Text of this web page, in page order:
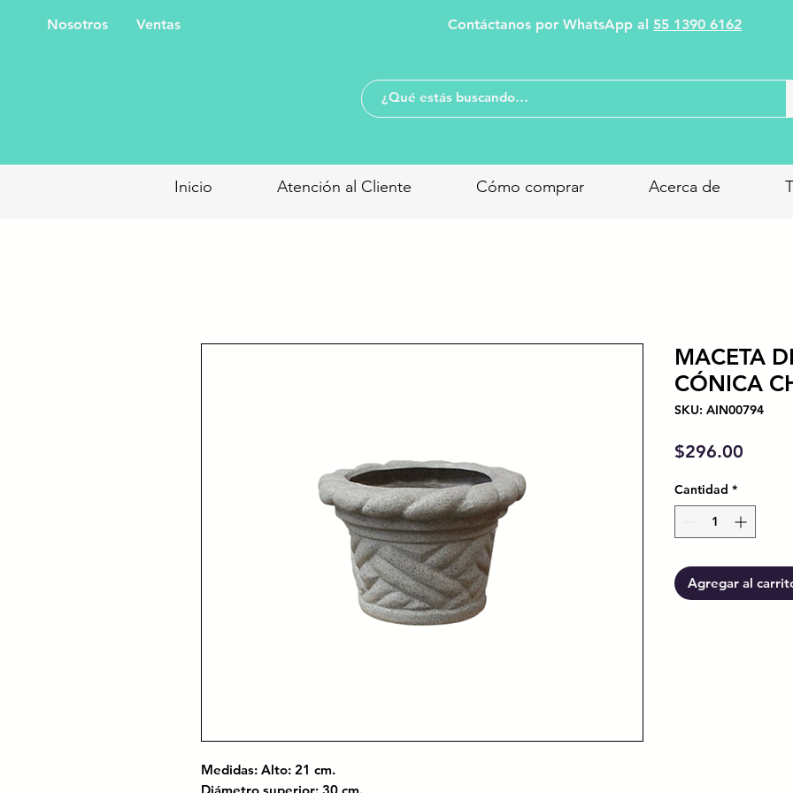
Nosotros Ventas Contáctanos por WhatsApp al 55 1390 6162
Inicio Atención al Cliente Cómo comprar Acerca de
Medidas: Alto: 21 cm.
MACETA
CÓNICA
SKU: AIN00794
$296.00
Cantidad *
Agregar al